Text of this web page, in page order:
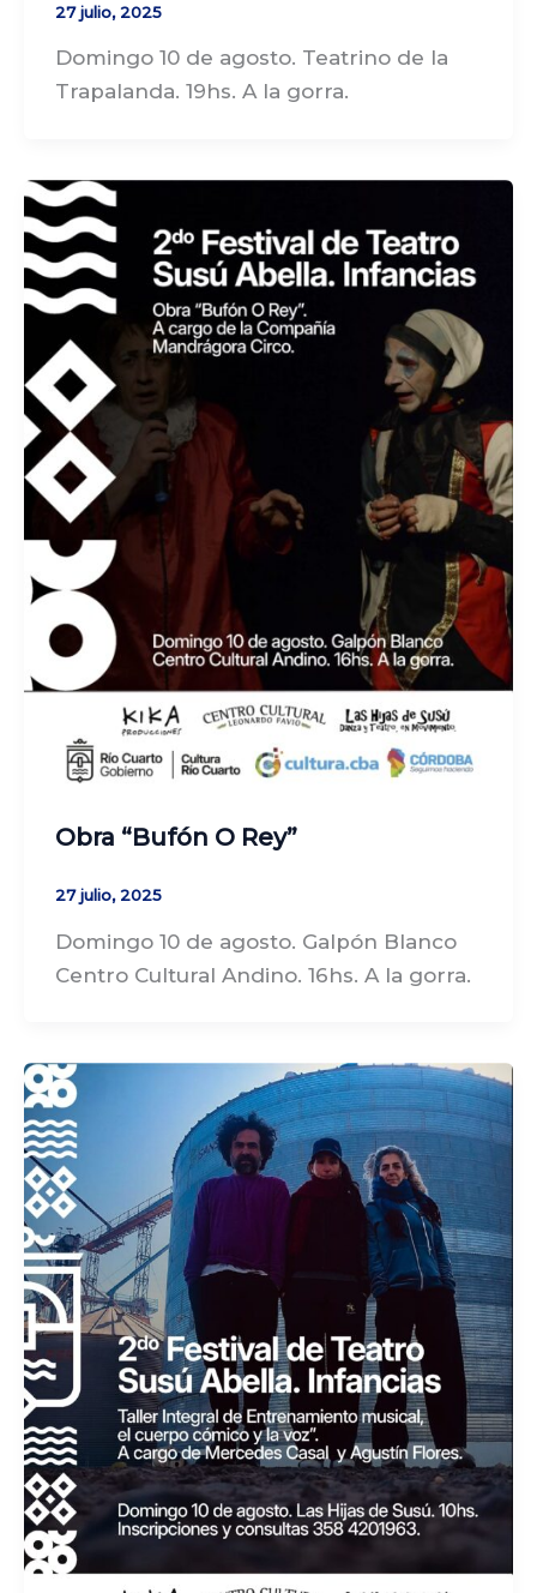
27 julio, 2025
Domingo 10 de agosto. Teatrino de la
Trapalanda. 19hs. A la gorra.
Obra “Bufón O Rey”
27 julio, 2025
Domingo 10 de agosto. Galpón Blanco
Centro Cultural Andino. 16hs. A la gorra.